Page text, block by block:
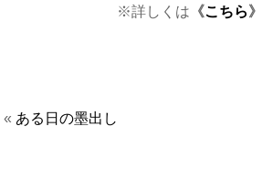
※詳しくは 《こちら》
« ある日の墨出し